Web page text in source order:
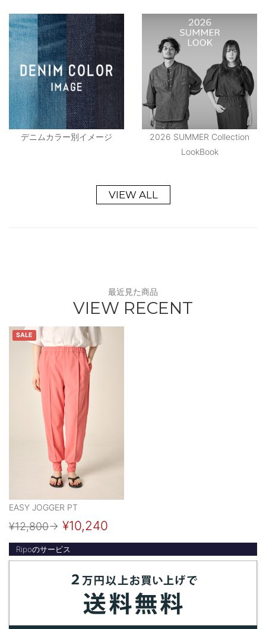
デニムカラー別イメージ
2026 SUMMER Collection
LookBook
VIEW ALL
最近見た商品
VIEW RECENT
SALE
EASY JOGGER PT
¥12,800→ ¥10,240
Ripoのサービス